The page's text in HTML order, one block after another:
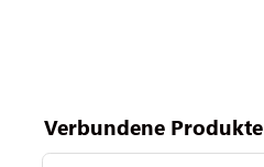
Verbundene Produkte